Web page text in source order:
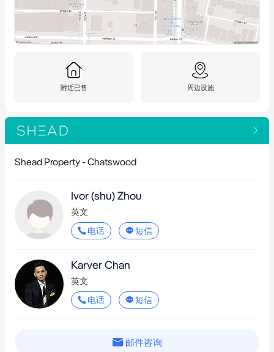
Ivor Zhou - 0430 248 867
Karver Chan - 0468 368 883
免责声明：本资料仅供参考，Shead Property 虽已谨慎核查但不
保证信息的准确性、完整性与时效性。
附近已售 周边设施
Shead Property - Chatswood
Ivor (shu) Zhou
英文
电话
短信
Karver Chan
英文
电话
短信
邮件咨询